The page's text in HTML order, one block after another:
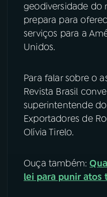
ACOMPANHE A RÁDIO
YouTube
TikTok
geodiversidade do
prepara para
serviços para a
Unidos.
Para falar sobre o
Revista Brasil
superintentende
Exportadores de
Olívia Tirelo.
Ouça também:
lei para punir atos